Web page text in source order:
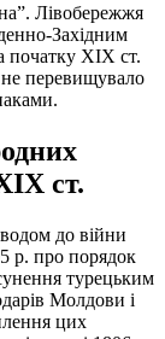
Лівобережжя
Західним
початку ХІХ ст.
не перевищувало
ст.
до війни
р. про порядок
турецьким
Молдови і
цих